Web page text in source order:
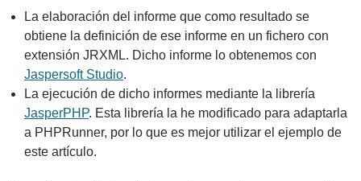
La elaboración del informe que como resultado se
obtiene la definición de ese informe en un fichero con
extensión JRXML. Dicho informe lo obtenemos con
Jaspersoft Studio.
La ejecución de dicho informes mediante la librería
JasperPHP. Esta librería la he modificado para adaptarla
a PHPRunner, por lo que es mejor utilizar el ejemplo de
este artículo.